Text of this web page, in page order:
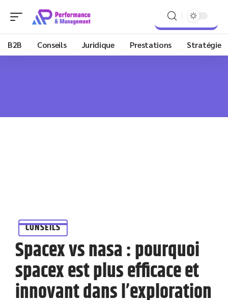
B2B Conseils Juridique Prestations Stratégie
CONSEILS
Spacex vs nasa : pourquoi
spacex est plus efficace et
innovant dans l’exploration